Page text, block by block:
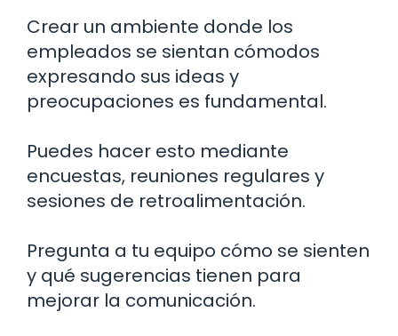
Crear un ambiente donde los
empleados se sientan cómodos
expresando sus ideas y
preocupaciones es fundamental.
Puedes hacer esto mediante
encuestas, reuniones regulares y
sesiones de retroalimentación.
Pregunta a tu equipo cómo se sienten
y qué sugerencias tienen para
mejorar la comunicación.